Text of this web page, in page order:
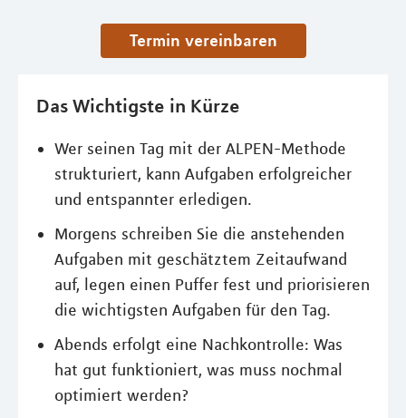
Termin vereinbaren
Das Wichtigste in Kürze
Wer seinen Tag mit der ALPEN-Methode
strukturiert, kann Aufgaben erfolgreicher
und entspannter erledigen.
Morgens schreiben Sie die anstehenden
Aufgaben mit geschätztem Zeitaufwand
auf, legen einen Puffer fest und priorisieren
die wichtigsten Aufgaben für den Tag.
Abends erfolgt eine Nachkontrolle: Was
hat gut funktioniert, was muss nochmal
optimiert werden?